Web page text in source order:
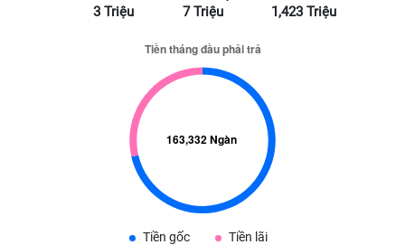
3 Triệu 7 Triệu 1,423 Triệu
Tiền gốc Tiền lãi